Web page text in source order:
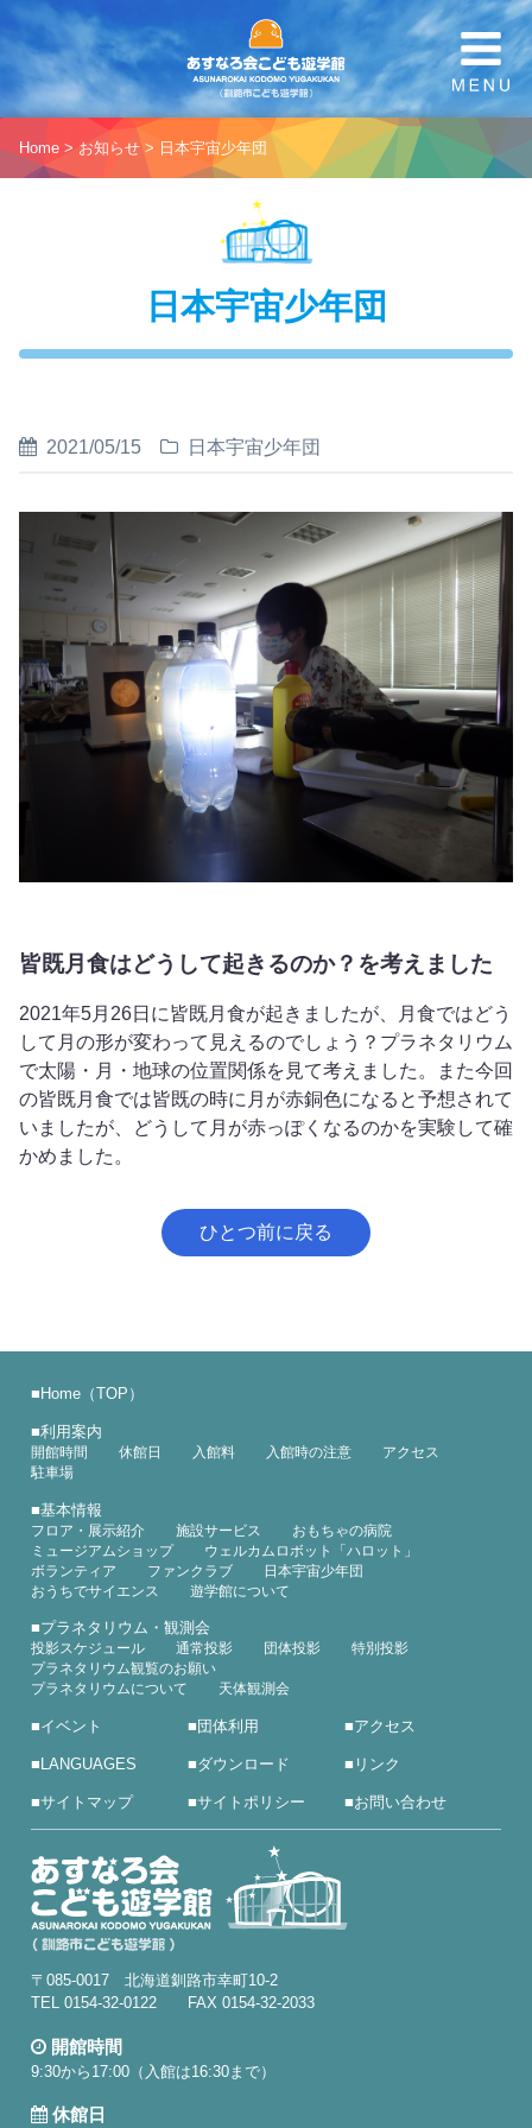
Home > お知らせ > 日本宇宙少年団
日本宇宙少年団
2021/05/15 日本宇宙少年団
皆既月食はどうして起きるのか？を考えました
2021年5月26日に皆既月食が起きましたが、月食ではどう
して月の形が変わって見えるのでしょう？プラネタリウム
で太陽・月・地球の位置関係を見て考えました。また今回
の皆既月食では皆既の時に月が赤銅色になると予想されて
いましたが、どうして月が赤っぽくなるのかを実験して確
かめました。
ひとつ前に戻る
■ Home（TOP）
■利用案内
開館時間 休館日 入館料 入館時の注意
アクセス
駐車場
■基本情報
フロア・展示紹介 施設サービス
おもちゃの病院
ミュージアムショップ
ウェルカムロボット「ハロット」
ボランティア
ファンクラブ
日本宇宙少年団
おうちでサイエンス
遊学館について
■プラネタリウム・観測会
投影スケジュール 通常投影 団体投影
特別投影
プラネタリウム観覧のお願い
プラネタリウムについて
天体観測会
■イベント ■ 団体利用 ■アクセス
■ LANGUAGES ■ダウンロード ■ リンク
■サイトマップ ■サイトポリシー ■お問い合わせ
〒085-0017 北海道釧路市幸町10-2
TEL 0154-32-0122 FAX 0154-32-2033
開館時間
9:30から17:00（入館は16:30まで）
休館日